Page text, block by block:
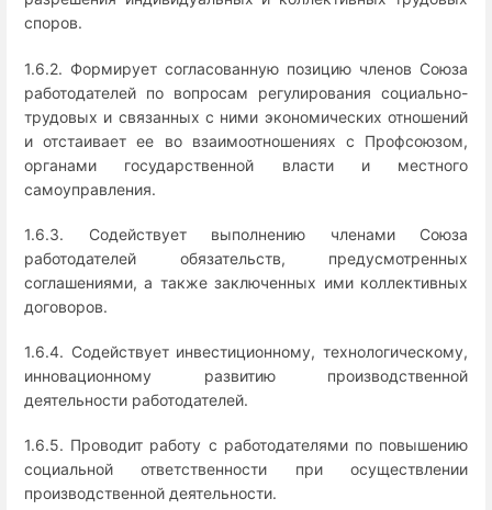
споров.
1.6.2. Формирует согласованную позицию членов Союза
работодателей по вопросам регулирования социально-
трудовых и связанных с ними экономических отношений
и отстаивает ее во взаимоотношениях с Профсоюзом,
органами государственной власти и местного
самоуправления.
1.6.3. Содействует выполнению членами Союза
работодателей обязательств, предусмотренных
соглашениями, а также заключенных ими коллективных
договоров.
1.6.4. Содействует инвестиционному, технологическому,
инновационному развитию производственной
деятельности работодателей.
1.6.5. Проводит работу с работодателями по повышению
социальной ответственности при осуществлении
производственной деятельности.